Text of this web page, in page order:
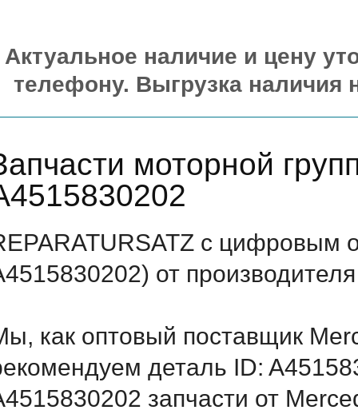
Актуальное наличие и цену
телефону. Выгрузка наличия
моторной
с цифровым
от
как оптовый поставщик
деталь ID:
запчасти от